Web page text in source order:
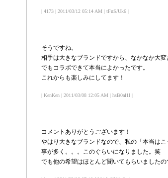
| 4173 | 2011/03/12 05:14 AM | tFnS/Uk6 |
そうですね。
相手は大きなブランドですから、なかなか大変
でもコラボできて本当によかったです。
これからも楽しみにしてます！
| KenKen | 2011/03/08 12:05 AM | hsB0al1I |
コメントありがとうございます！
やはり大きなブランドなので、私の「本当は
事が多く。。。このぐらいになりました。笑
でも他の希望はほとんど聞いてもらいました